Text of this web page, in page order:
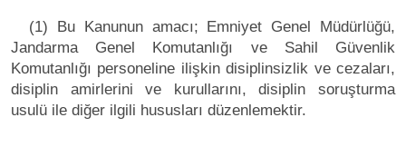
(1) Bu Kanunun amacı; Emniyet Genel Müdürlüğü,
Jandarma Genel Komutanlığı ve Sahil Güvenlik
Komutanlığı personeline ilişkin disiplinsizlik ve cezaları,
disiplin amirlerini ve kurullarını, disiplin soruşturma
usulü ile diğer ilgili hususları düzenlemektir.